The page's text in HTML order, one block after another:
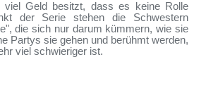
viel Geld besitzt, dass es keine Rolle
der Serie stehen die Schwestern
die sich nur darum kümmern, wie sie
Partys sie gehen und berühmt werden,
viel schwieriger ist.